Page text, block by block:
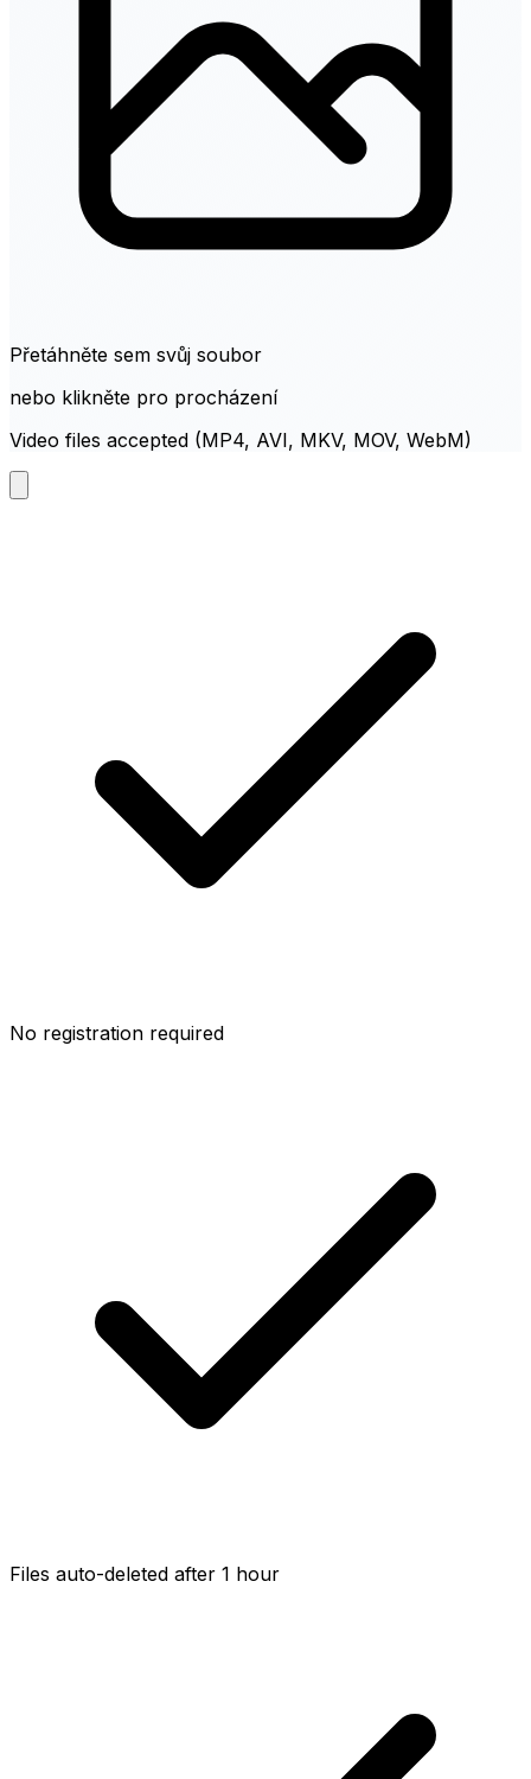
Přetáhněte sem svůj soubor
nebo klikněte pro procházení
Video files accepted (MP4, AVI, MKV, MOV, WebM)
No registration required
Files auto-deleted after 1 hour